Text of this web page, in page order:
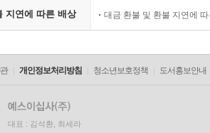
지연에 따른 배상 대금 환불 및 환불 지연에
개인정보처리방침 청소년보호정책 도서홍보안내
대표 : 김석환, 최세라